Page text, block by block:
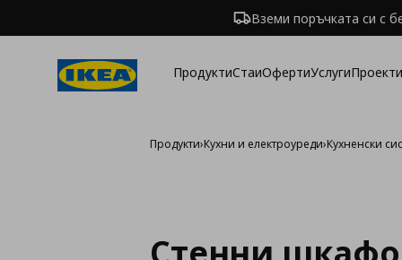
Вземи поръчката си с
ПродуктиСтаиОфертиУслуги
Продукти›Кухни и електроуреди›Кухненски